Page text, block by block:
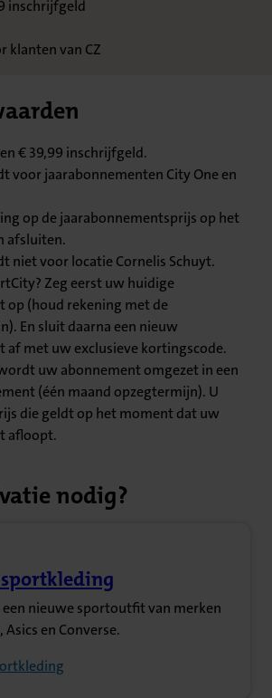
inschrijfgeld
klanten van CZ
€ 39,99 inschrijfgeld.
voor jaarabonnementen City One en
op de jaarabonnementsprijs op het
afsluiten.
niet voor locatie Cornelis Schuyt.
Zeg eerst uw huidige
op (houd rekening met de
En sluit daarna een nieuw
af met uw exclusieve kortingscode.
uw abonnement omgezet in een
(één maand opzegtermijn). U
die geldt op het moment dat uw
afloopt.
nodig?
tabblad)
nieuwe sportoutfit van merken
Asics en Converse.